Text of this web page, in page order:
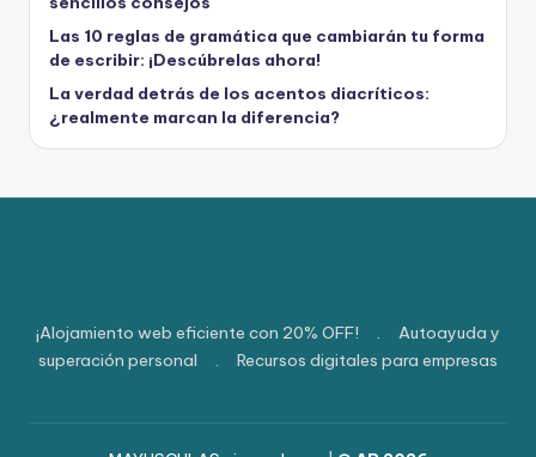
Las 10 reglas de gramática que cambiarán tu forma
de escribir: ¡Descúbrelas ahora!
La verdad detrás de los acentos diacríticos:
¿realmente marcan la diferencia?
¡Alojamiento web eficiente con 20% OFF!
Autoayuda y
superación personal
Recursos digitales para empresas